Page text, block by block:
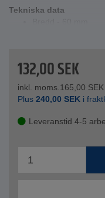
Tekniska data
132,00SEK
inkl. moms.165,00 SEK
Plus 240,00 SEK i
Leveranstid 4-5